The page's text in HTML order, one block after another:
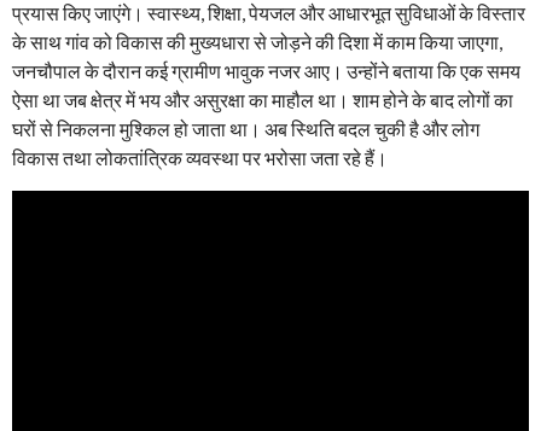
प्रयास किए जाएंगे। स्वास्थ्य, शिक्षा, पेयजल और आधारभूत सुविधाओं के विस्तार
के साथ गांव को विकास की मुख्यधारा से जोड़ने की दिशा में काम किया जाएगा,
जनचौपाल के दौरान कई ग्रामीण भावुक नजर आए। उन्होंने बताया कि एक समय
ऐसा था जब क्षेत्र में भय और असुरक्षा का माहौल था। शाम होने के बाद लोगों का
घरों से निकलना मुश्किल हो जाता था। अब स्थिति बदल चुकी है और लोग
विकास तथा लोकतांत्रिक व्यवस्था पर भरोसा जता रहे हैं।